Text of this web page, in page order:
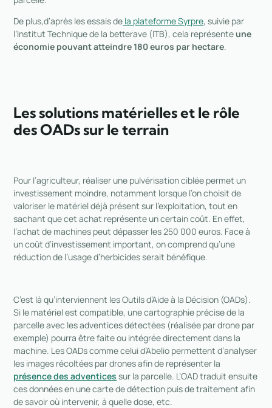
De plus,d’après les essais de la plateforme Syrpre, suivie par
l’Institut Technique de la betterave (ITB), cela représenteune
économie pouvant atteindre 180 euros par hectare.
Les solutions matérielles et le rôle
des OADs sur le terrain
Pour l’agriculteur, réaliser une pulvérisation ciblée permet un
investissement moindre, notamment lorsque l’on choisit de
valoriser le matériel déjà présent sur l’exploitation, tout en
sachant que cet achat représente un certain coût. En effet,
l’achat de machines peut dépasser les 250 000 euros. Face à
un coût d’investissement important, on comprend qu’une
réduction de l’usage d’herbicides serait bénéfique.
C’est là qu’interviennent les Outils d’Aide à la Décision (OADs).
Si le matériel est compatible, une cartographie précise de la
parcelle avec les adventices détectées (réalisée par drone par
exemple) pourra être faite ou intégrée directement dans la
machine. Les OADs comme celui d’Abelio permettent d’analyser
les images récoltées par drones afin de représenter la
présence des adventices sur la parcelle. L’OAD traduit ensuite
ces données en une carte de détection puis de traitement afin
de savoir où intervenir, à quelle dose, etc.